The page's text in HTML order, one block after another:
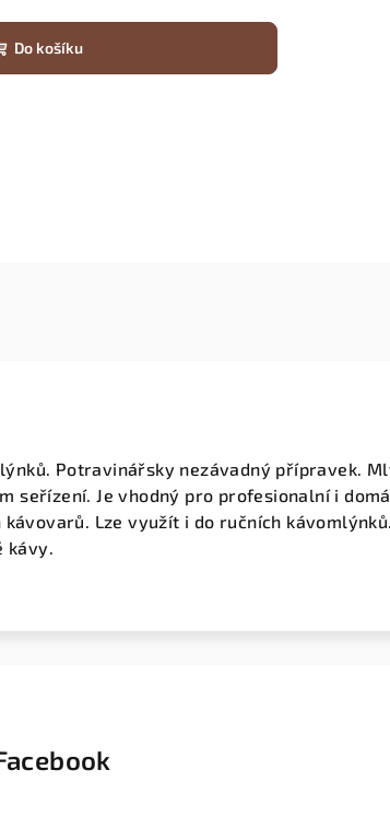
Do košíku
Potravinářsky nezávadný přípravek.
seřízení. Je vhodný pro profesionalní i
Lze využít i do ručních
kávy.